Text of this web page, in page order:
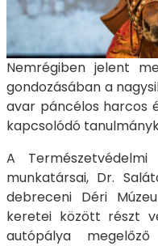
Nemrégiben jelent
gondozásában a
avar páncélos harcos
kapcsolódó
A Természetvédelmi
munkatársai, Dr.
debreceni Déri
keretei között részt
autópálya